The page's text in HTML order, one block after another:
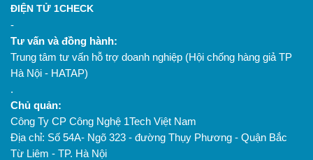
ĐIỆN TỬ 1CHECK
-
Tư vấn và đồng hành:
Trung tâm tư vấn hỗ trợ doanh nghiệp (Hội chống hàng giả TP
Hà Nội - HATAP)
.
Chủ quản:
Công Ty CP Công Nghệ 1Tech Việt Nam
Địa chỉ: Số 54A- Ngõ 323 - đường Thụy Phương - Quận Bắc
Từ Liêm - TP. Hà Nội